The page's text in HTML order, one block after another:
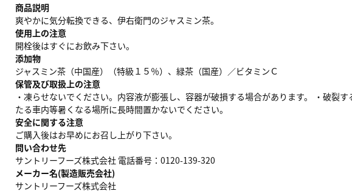
商品説明
爽やかに気分転換できる、伊右衛門のジャスミン茶。
使用上の注意
開栓後はすぐにお飲み下さい。
添加物
ジャスミン茶（中国産）（特級１５％）、緑茶（国産）／ビタミンＣ
保管及び取扱上の注意
・凍らせないでください。内容液が膨張し、容器が破損する場合があります。 ・破裂
たる車内等暑くなる場所に長時間置かないでください。
安全に関する注意
ご購入後はお早めにお召し上がり下さい。
問い合わせ先
サントリーフーズ株式会社 電話番号：0120-139-320
メーカー名(製造販売会社)
サントリーフーズ株式会社